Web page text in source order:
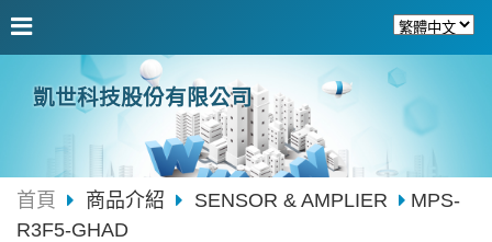
凱世科技股份有限公司
首頁 商品介紹 SENSOR & AMPLIER
MPS-
R3F5-GHAD